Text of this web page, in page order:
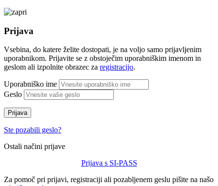
Prijava
Vsebina, do katere želite dostopati, je na voljo samo prijavljenim
uporabnikom. Prijavite se z obstoječim uporabniškim imenom in
geslom ali izpolnite obrazec za registracijo.
Uporabniško ime
Geslo
Prijava
Ste pozabili geslo?
Ostali načini prijave
Prijava s SI-PASS
Za pomoč pri prijavi, registraciji ali pozabljenem geslu pišite na našo